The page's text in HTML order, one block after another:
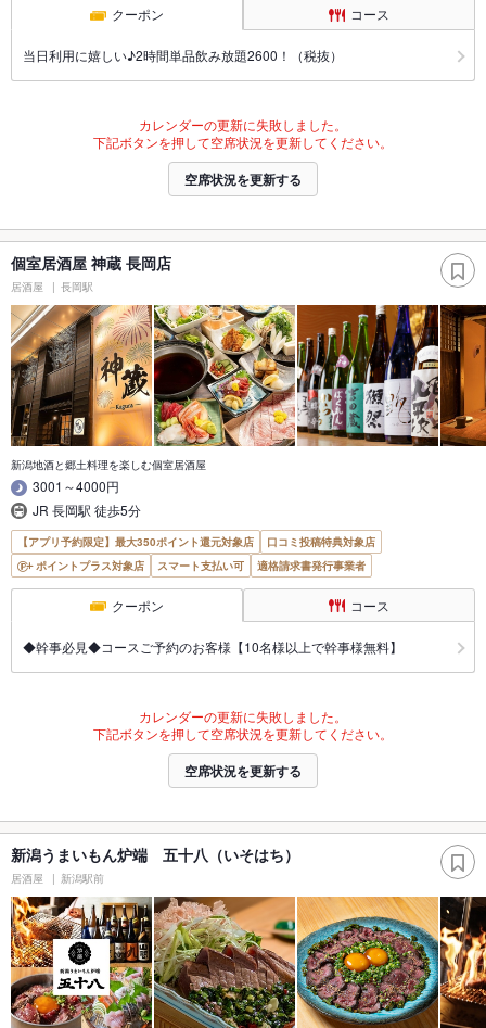
クーポン コース
当日利用に嬉しい♪2時間単品飲み放題2600！（税抜）
カレンダーの更新に失敗しました。
下記ボタンを押して空席状況を更新してください。
空席状況を更新する
個室居酒屋 神蔵 長岡店
居酒屋 長岡駅
新潟地酒と郷土料理を楽しむ個室居酒屋
3001～4000円
JR 長岡駅 徒歩5分
【アプリ予約限定】最大350ポイント還元対象店
口コミ投稿特典対象店
ポイントプラス対象店
スマート支払い可 適格請求書発行事業者
クーポン コース
◆幹事必見◆コースご予約のお客様【10名様以上で幹事様無料】
カレンダーの更新に失敗しました。
下記ボタンを押して空席状況を更新してください。
空席状況を更新する
新潟うまいもん炉端 五十八（いそはち）
居酒屋 新潟駅前